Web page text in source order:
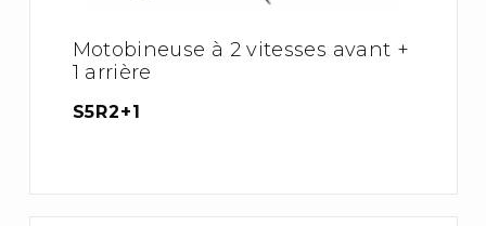
Motobineuse à 2 vitesses avant +
1 arrière
S5R2+1